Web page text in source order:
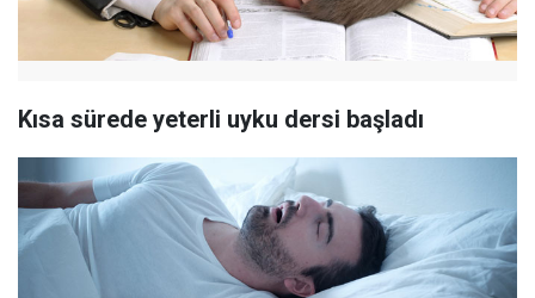
Kısa sürede yeterli uyku dersi başladı